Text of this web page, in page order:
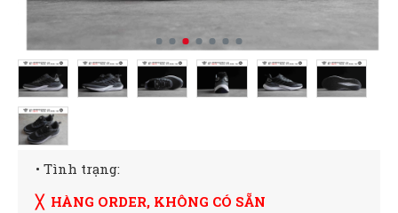
• Tình trạng:
╳ HÀNG ORDER, KHÔNG CÓ SẴN